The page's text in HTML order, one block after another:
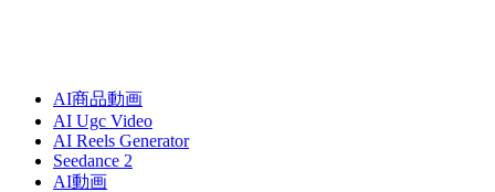
AI商品動画
AI Ugc Video
AI Reels Generator
Seedance 2
AI動画